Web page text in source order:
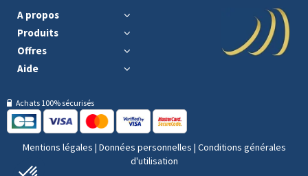
A propos
Produits
Offres
Aide
Achats 100% sécurisés
Mentions légales | Données personnelles | Conditions générales
d'utilisation